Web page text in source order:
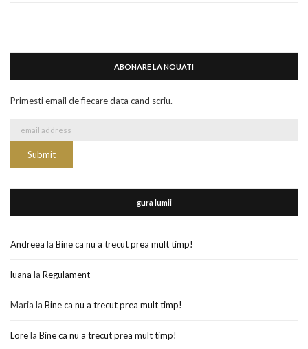
ABONARE LA NOUATI
Primesti email de fiecare data cand scriu.
gura lumii
Andreea la Bine ca nu a trecut prea mult timp!
luana la Regulament
Maria la Bine ca nu a trecut prea mult timp!
Lorela Bine ca nu a trecut prea mult timp!